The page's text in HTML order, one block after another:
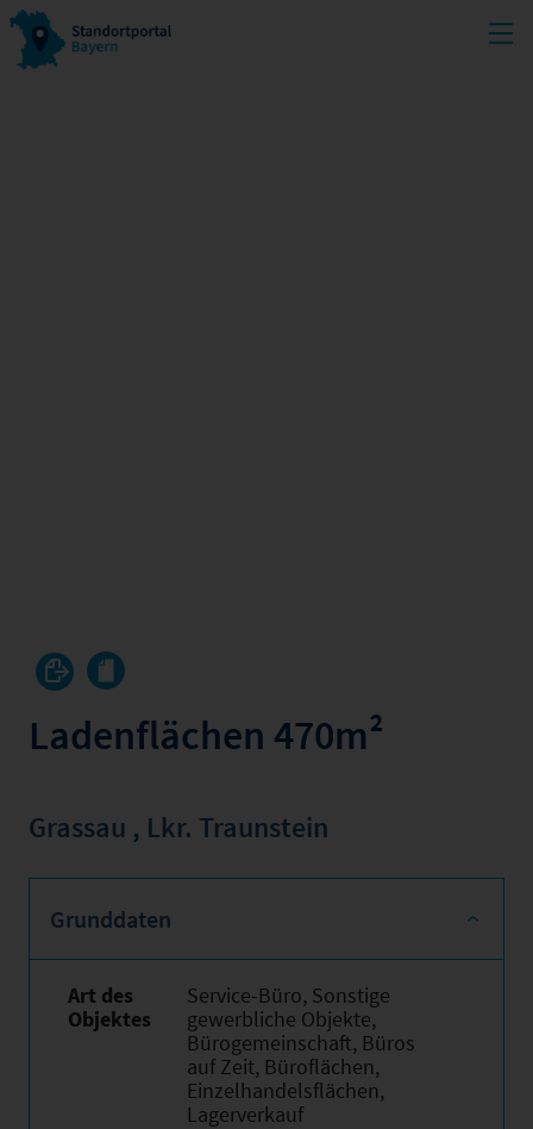
Ladenflächen 470m²
Grassau , Lkr. Traunstein
Grunddaten
Art des
Objektes
Service-Büro, Sonstige
gewerbliche Objekte,
Bürogemeinschaft, Büros
auf Zeit, Büroflächen,
Einzelhandelsflächen,
Lagerverkauf